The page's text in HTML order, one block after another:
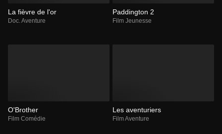
La fièvre de l'or
Doc. Aventure
Paddington 2
Film Jeunesse
O'Brother
Film Comédie
Les aventuriers
Film Aventure